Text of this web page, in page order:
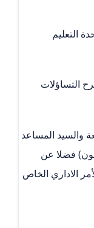
التعليم
التساؤلات
والسيد المساعد
فضلا عن
الاداري الخاص